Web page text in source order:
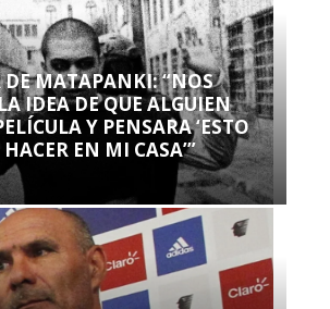
DE MATAPANKI: “NOS
IDEA DE QUE ALGUIEN
Y PENSARA ‘ESTO
EN MI CASA’”